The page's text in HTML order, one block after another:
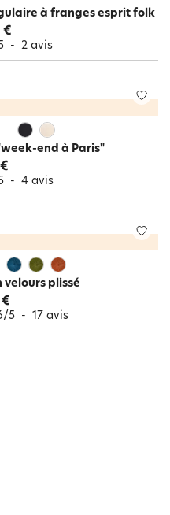
à franges esprit folk
€
- 2 avis
end à Paris"
- 4 avis
velours plissé
/5 - 17 avis